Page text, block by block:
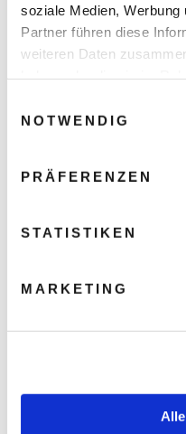
soziale Medien, Werbung
Partner führen diese
weiteren Daten
NOTWENDIG
PRÄFERENZEN
STATISTIKEN
MARKETING